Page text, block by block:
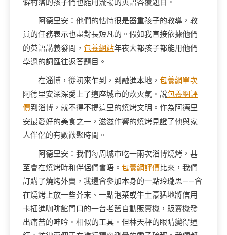
僻村落的孩子們也能用流暢的英語答覆題目。
阿德里安：他們的怙恃很是器重孩子的教導，教
員的任務表示也盡對長短凡的。假如我直接依據他們
的英語講義發問， 包養網站年夜大都孩子都能用他們
學過的詞匯往返答題目。
在淄博，從初來乍到，到融進本地， 包養網單次
阿德里安深深愛上了這座城市的炊火氣。說包養網評
價到淄博，就不得不提這里的燒烤文明。作為阿德里
安最愛好的美食之一，滋滋作響的燒烤見證了他與家
人伴侶的有數歡聚時間。
阿德里安：我們每周城市吃一兩次淄博燒烤，甚
至會在燒烤時和伴侶們會晤。 包養網評價比來，我們
訂購了燒烤外賣，我還會參加本身的一點玲瓏思——會
在燒烤上放一些芥末、一點泡菜或牛土豪猛地將信用
卡插進咖啡館門口的一台老舊自動販賣機，販賣機發
出痛苦的呻吟。相似的工具。但林天秤的眼睛變得通